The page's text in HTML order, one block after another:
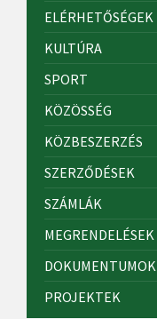
ELÉRHETŐSÉGEK
KULTÚRA
SPORT
KÖZÖSSÉG
KÖZBESZERZÉS
SZERZŐDÉSEK
SZÁMLÁK
MEGRENDELÉSEK
DOKUMENTUMOK
PROJEKTEK